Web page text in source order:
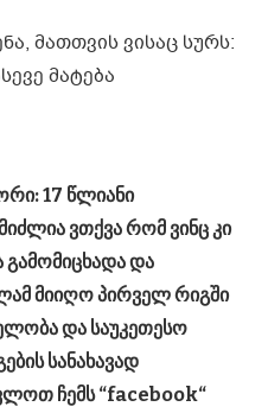
მათთვის ვისაც სურს:
მატება
17 წლიანი
ვთქვა რომ ვინც კი
და
მიიღო პირველ რიგში
და საუკეთესო
სანახავად
ჩემს “facebook“